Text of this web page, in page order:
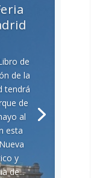
de
de la
tendrá
de
al
esta
y
de...